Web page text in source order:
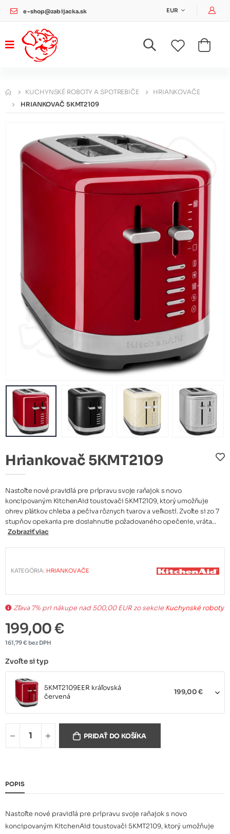
e-shop@zabijacka.sk EUR
KUCHYNSKÉ ROBOTY A SPOTREBIČE
HRIANKOVAČE
HRIANKOVAČ 5KMT2109
Hriankovač 5KMT2109
Nastoľte nové pravidlá pre prípravu svoje raňajok s novo
koncipovaným KitchenAid toustovači 5KMT2109, ktorý umožňuje
ohrev plátkov chleba a pečiva rôznych tvarov a veľkostí. Zvoľte si zo 7
stupňov opekania pre dosiahnutie požadovaného opečenie, vráta...
Zobraziť viac
KATEGÓRIA: HRIANKOVAČE
Zľava 7% pri nákupe nad 500,00 EUR zo sekcie Kuchynské roboty
199,00 €
161,79 € bez DPH
Zvoľte si typ
5KMT2109EER kráľovská
červená
199,00 €
5KMT2109EBM matná čierna
PRIDAŤ DO KOŠÍKA
POPIS
Nastoľte nové pravidlá pre prípravu svoje raňajok s novo
koncipovaným KitchenAid toustovači 5KMT2109, ktorý umožňuje